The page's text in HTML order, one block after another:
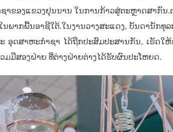
າຂອງແຂວງຢຸນນານ ໃນການກ້າວສູ່ຕະຫຼາດສາກົ
າກພື້ນອາຊີໃຕ້.ໃນງານວາງສະແດງ, ບັນດານັກທຸ
ອຸດສາຫະກຳຊາ ໄດ້ຖືກປະສົມປະສານກັນ, ເຮັດ
ມືສອງຝ່າຍ ທີ່ຕ່າງຝ່າຍຕ່າງໄດ້ຮັບຜົນປະໂຫຍດ.